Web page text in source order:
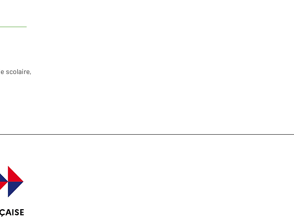
scolaire,